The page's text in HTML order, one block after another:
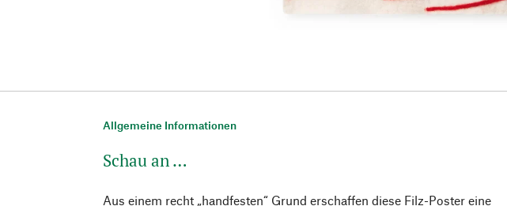
Allgemeine Informationen
Schau an …
Aus einem recht „handfesten“ Grund erschaffen diese Filz-Poster eine